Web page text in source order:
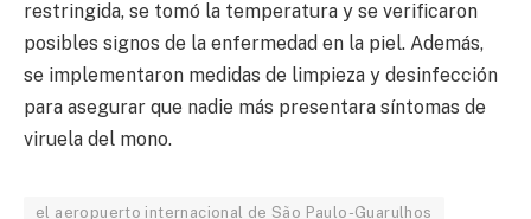
restringida, se tomó la temperatura y se verificaron
posibles signos de la enfermedad en la piel. Además,
se implementaron medidas de limpieza y desinfección
para asegurar que nadie más presentara síntomas de
viruela del mono.
el aeropuerto internacional de São Paulo-Guarulhos